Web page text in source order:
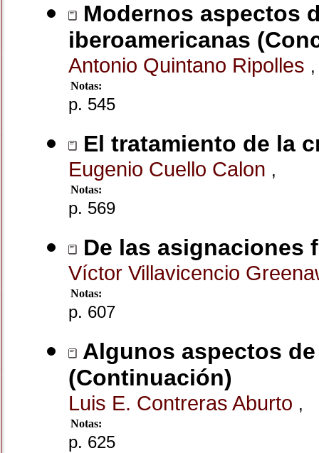
Modernos aspectos
iberoamericanas
Antonio Quintano Ripolles ,
Notas:
p. 545
El tratamiento de la
Eugenio Cuello Calon ,
Notas:
p. 569
De las asignaciones
Víctor Villavicencio
Notas:
p. 607
Algunos aspectos
(Continuación)
Luis E. Contreras Aburto ,
Notas:
p. 625